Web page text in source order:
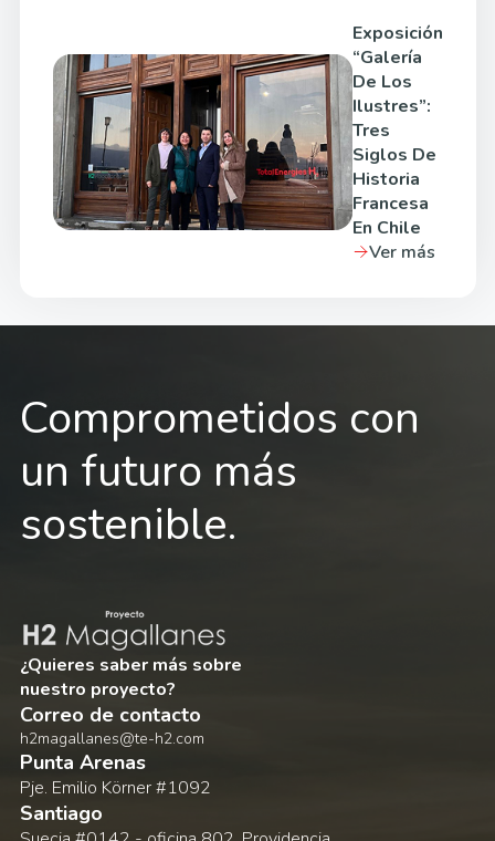
Exposición
“Galería
De Los
Ilustres”:
Tres
Siglos De
Historia
Francesa
En Chile
Ver más
Comprometidos con
un futuro más
sostenible.
¿Quieres saber más sobre
nuestro proyecto?
Correo de contacto
h2magallanes@te-h2.com
Punta Arenas
Pje. Emilio Körner #1092
Santiago